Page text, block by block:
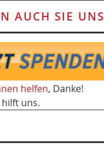
AUCH SIE UNS
helfen, Danke!
hilft uns.